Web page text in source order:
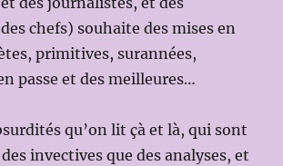
chefs) souhaite des mises en
primitives, surannées,
passe et des meilleures…
qu’on lit çà et là, qui sont
invectives que des analyses, et